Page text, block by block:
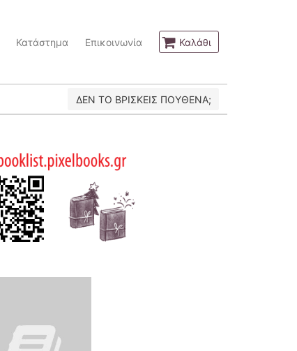
Κατάστημα Επικοινωνία Καλάθι
ΔΕΝ ΤΟ ΒΡΙΣΚΕΙΣ ΠΟΥΘΕΝΑ;